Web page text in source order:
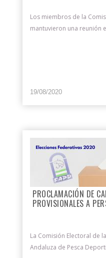
Los miembros de la
mantuvieron una reunión
19/08/2020
PROCLAMACIÓN DE
PROVISIONALES A
La Comisión Electoral de
Andaluza de Pesca